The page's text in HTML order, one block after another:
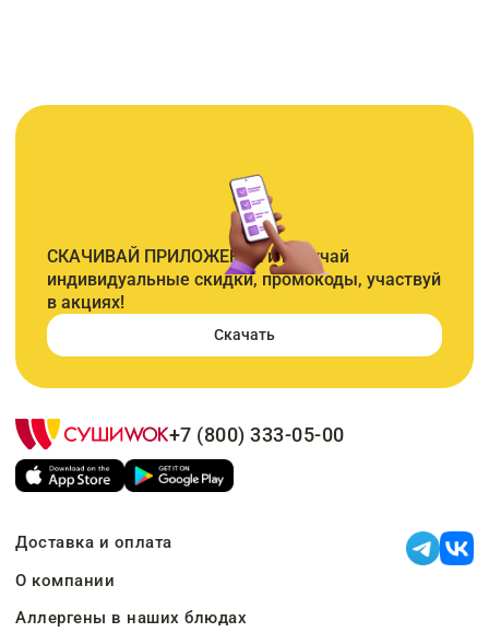
СКАЧИВАЙ ПРИЛОЖЕНИЕ и получай
индивидуальные скидки, промокоды, участвуй
в акциях!
Скачать
+7 (800) 333-05-00
Доставка и оплата
О компании
Аллергены в наших блюдах